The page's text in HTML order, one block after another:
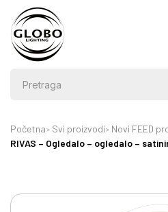
Početna Svi proizvodi
Novi FEED
RIVAS – Ogledalo – ogledalo –